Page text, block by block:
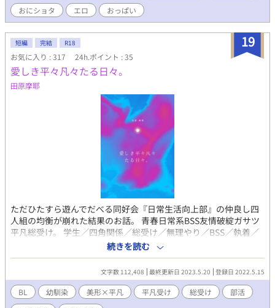
おにショタ
エロ おっぱい
19
短編 完結 R18
お気に入り : 317 24h.ポイント : 35
愛しき平々凡々たる日々。
田原摩耶
ただひたすら遊んでだべる同好会『日常生活向上部』の仲良し四
人組の均衡が崩れた結果のお話。 青春日常系BSS友情破綻ガサツ
平凡総受け。 学生／四角関係／総受け／無理やり／BSS／執着／
幼馴染 ※ハピエン、溺愛、甘々、大団円は存在しません いい加減
でガサツで逃げ癖がある強気平凡受け 受けにやたら突っかかる猫
かぶりツンデレ不器用攻め のそ…っとしている無気力クール幼馴
染攻め 三人のまとめ役な爽やか優等生攻め
続きを読む
文字数 112,408 最終更新日 2023.5.20 登録日 2022.5.15
BL 幼馴染 美形×平凡 平凡受け 総受け
部活